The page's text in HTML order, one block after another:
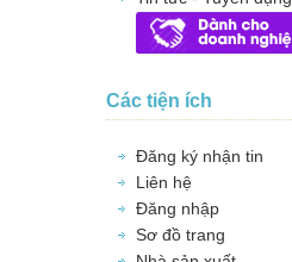
Các tiện ích
Đăng ký nhận tin
Liên hệ
Đăng nhập
Sơ đồ trang